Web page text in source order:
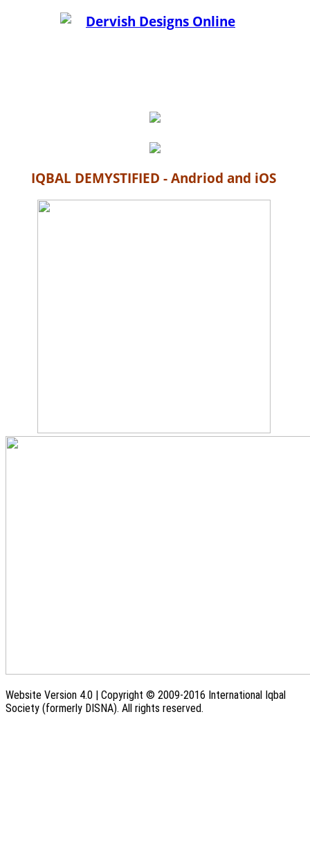
IQBAL DEMYSTIFIED - Andriod and iOS
Website Version 4.0 | Copyright © 2009-2016 International Iqbal
Society (formerly DISNA). All rights reserved.